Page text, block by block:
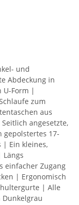
und
Abdeckung in
U-Form |
zum
aus
angesetzte,
17-
| Ein kleines,
einfacher Zugang
| Ergonomisch
| Alle